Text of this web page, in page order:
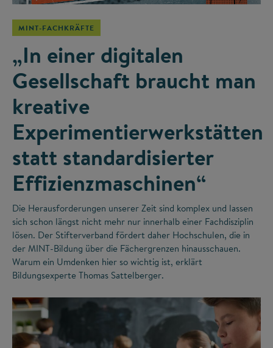
MINT-FACHKRÄFTE
„In einer digitalen
Gesellschaft braucht man
kreative
Experimentierwerkstätten
statt standardisierter
Effizienzmaschinen“
Die Herausforderungen unserer Zeit sind komplex und lassen
sich schon längst nicht mehr nur innerhalb einer Fachdisziplin
lösen. Der Stifterverband fördert daher Hochschulen, die in
der MINT-Bildung über die Fächergrenzen hinausschauen.
Warum ein Umdenken hier so wichtig ist, erklärt
Bildungsexperte Thomas Sattelberger.